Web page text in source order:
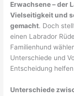
Erwachsene – der
Vielseitigkeit und
gemacht. Doch
einen Labrador
Familienhund
Unterschiede und
Entscheidung
Unterschiede